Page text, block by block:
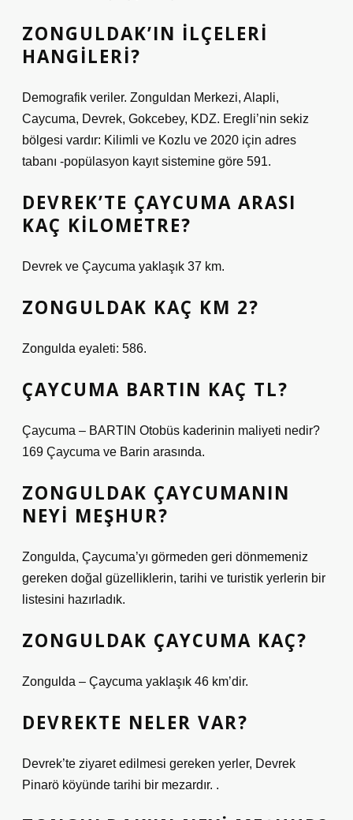
ZONGULDAK’IN ILÇELERI
HANGILERI?
Demografik veriler. Zonguldan Merkezi, Alapli,
Caycuma, Devrek, Gokcebey, KDZ. Eregli’nin sekiz
bölgesi vardır: Kilimli ve Kozlu ve 2020 için adres
tabanı -popülasyon kayıt sistemine göre 591.
DEVREK’TE ÇAYCUMA ARASI
KAÇ KILOMETRE?
Devrek ve Çaycuma yaklaşık 37 km.
ZONGULDAK KAÇ KM 2?
Zongulda eyaleti: 586.
ÇAYCUMA BARTIN KAÇ TL?
Çaycuma – BARTIN Otobüs kaderinin maliyeti nedir?
169 Çaycuma ve Barin arasında.
ZONGULDAK ÇAYCUMANIN
NEYI MEŞHUR?
Zongulda, Çaycuma’yı görmeden geri dönmemeniz
gereken doğal güzelliklerin, tarihi ve turistik yerlerin bir
listesini hazırladık.
ZONGULDAK ÇAYCUMA KAÇ?
Zongulda – Çaycuma yaklaşık 46 km’dir.
DEVREKTE NELER VAR?
Devrek’te ziyaret edilmesi gereken yerler, Devrek
Pinarö köyünde tarihi bir mezardır. .